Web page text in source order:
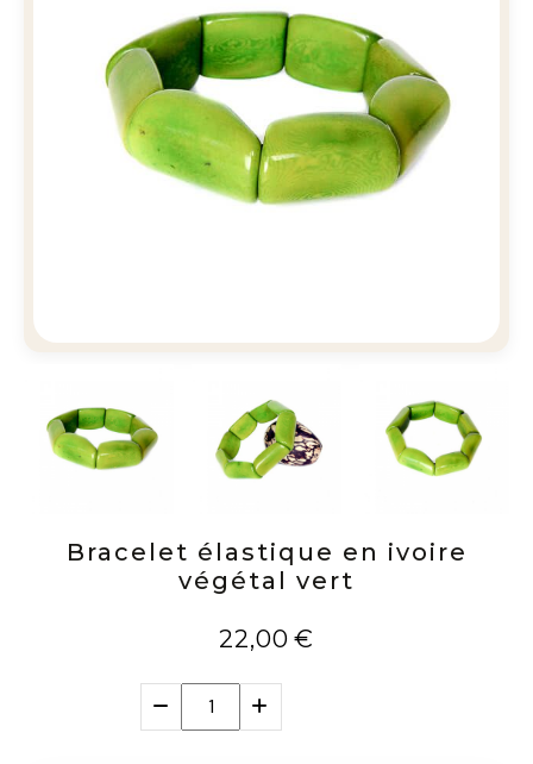
Bracelet élastique en ivoire
végétal vert
22,00 €